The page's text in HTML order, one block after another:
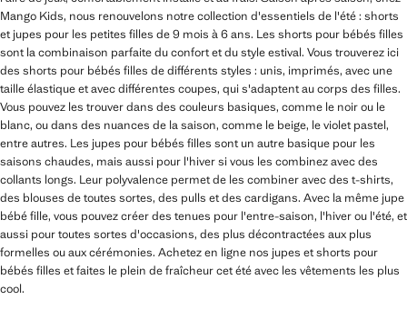
Mango Kids, nous renouvelons notre collection d'essentiels de l'été : shorts
et jupes pour les petites filles de 9 mois à 6 ans. Les shorts pour bébés filles
sont la combinaison parfaite du confort et du style estival. Vous trouverez ici
des shorts pour bébés filles de différents styles : unis, imprimés, avec une
taille élastique et avec différentes coupes, qui s'adaptent au corps des filles.
Vous pouvez les trouver dans des couleurs basiques, comme le noir ou le
blanc, ou dans des nuances de la saison, comme le beige, le violet pastel,
entre autres. Les jupes pour bébés filles sont un autre basique pour les
saisons chaudes, mais aussi pour l'hiver si vous les combinez avec des
collants longs. Leur polyvalence permet de les combiner avec des t-shirts,
des blouses de toutes sortes, des pulls et des cardigans. Avec la même jupe
bébé fille, vous pouvez créer des tenues pour l'entre-saison, l'hiver ou l'été, et
aussi pour toutes sortes d'occasions, des plus décontractées aux plus
formelles ou aux cérémonies. Achetez en ligne nos jupes et shorts pour
bébés filles et faites le plein de fraîcheur cet été avec les vêtements les plus
cool.